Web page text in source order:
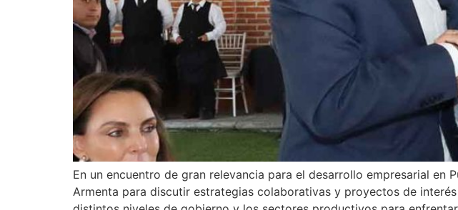
En un encuentro de gran relevancia para el desarrollo empresarial
Armenta para discutir estrategias colaborativas y proyectos de